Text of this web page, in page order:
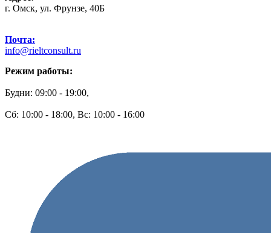
г. Омск, ул. Фрунзе, 40Б
Почта:
info@rieltconsult.ru
Режим работы:
Будни: 09:00 - 19:00,
Сб: 10:00 - 18:00, Вс: 10:00 - 16:00